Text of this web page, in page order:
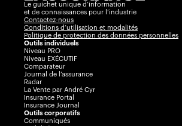
Le guichet unique d’information
et de connaissances pour l’industrie
Contactez-nous
Conditions d’utilisation et modalités
Politique de protection des données personnelles
Outils individuels
Niveau PRO
Niveau EXÉCUTIF
Comparateur
Journal de l’assurance
Radar
La Vente par André Cyr
Insurance Portal
Insurance Journal
Outils corporatifs
Communiqués